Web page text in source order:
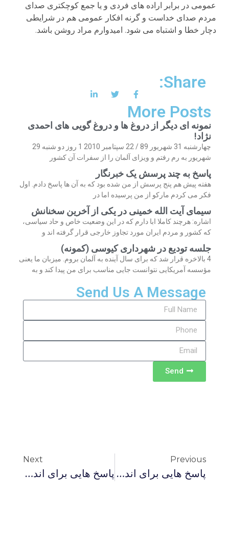
عمومی در برابر اراده های فردی و یا جمع کوچکتری صدای
مردم صدای خداست و گرنه افکار عمومی هم در شرایطی
دچار خطا و اشتباه می شود. امیدوارم مراد روشن باشد.
Share:
More Posts
نمونه ای دیگر از دروغ ها و دروغ گویی های احمدی
نژاد!
چهارشنبه 31 شهریور 89 / 22 سپتامبر 2010 1 روز دو شنبه 29
شهریور به رم رفتم و ویزای آلمان را از سفرات آن کشور
پاسخ به چند پرسش یک خبرنگار
هفته پیش هم پنج پرسش از من شده بود که به آن ها پاسخ دادم. اول
فکر می کردم مارکو از من پرسیده اما در
سیمای آیت الله خمینی در یکی از آخرین سخنانش
اشاره: هرچند کاملا ابا دارم که در این وضعیت خاص و حاد سیاسی،
که کشور و مردم ایران مورد تجاوز خارجی قرار گرفته اند و
جلسه تودیع در شهرداری کیوسی (کمونه)
4 بالاخره قرار شد که برای سال آینده به آلمان بروم. میزبان ما یعنی
مؤسسه آمریکایی نتوانست جایی مناسب برای من پیدا کند و به
Send Us A Message
Send
Previous
پاسخ هایی برای اندیشیدن 116- صدای مردم صدای خداست به چه معناست؟
Next
پاسخ هایی برای اندیشیدن 117- آیا می توان عبادت های اهل کتاب را جانشین عبادت های مسلمانان کرد؟